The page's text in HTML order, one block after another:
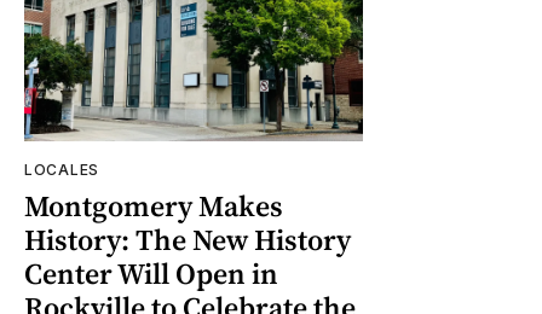
LOCALES
Montgomery Makes
History: The New History
Center Will Open in